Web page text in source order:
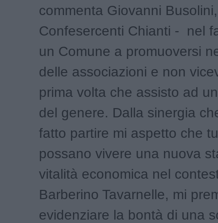
commenta Giovanni
Confesercenti Chianti - nel
un Comune a promuoversi
delle associazioni e non
prima volta che assisto ad
del genere. Dalla sinergia
fatto partire mi aspetto che
possano vivere una nuova
vitalità economica nel
Barberino Tavarnelle, mi
evidenziare la bontà di una